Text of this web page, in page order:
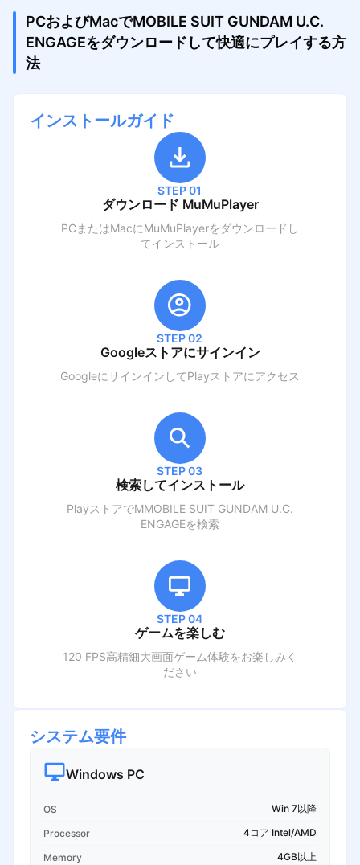
PCおよびMacでMOBILE SUIT GUNDAM U.C.
ENGAGEをダウンロードして快適にプレイする方
法
インストールガイド
STEP 01
ダウンロード MuMuPlayer
PCまたはMacにMuMuPlayerをダウンロードし
てインストール
STEP 02
Googleストアにサインイン
GoogleにサインインしてPlayストアにアクセス
STEP 03
検索してインストール
PlayストアでMMOBILE SUIT GUNDAM U.C.
ENGAGEを検索
STEP 04
ゲームを楽しむ
120 FPS高精細大画面ゲーム体験をお楽しみく
ださい
システム要件
Windows PC
OS Win 7以降
Processor 4コア Intel/AMD
Memory 4GB以上